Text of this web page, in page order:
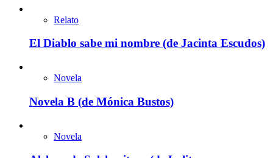
Relato
El Diablo sabe mi nombre (de Jacinta Escudos)
Novela
Novela B (de Mónica Bustos)
Novela